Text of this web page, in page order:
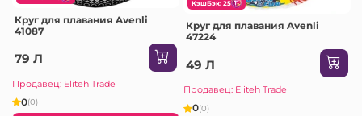
Круг для плавания Avenli
41087
79 Л
Продавец: Eliteh Trade
0(0)
КэшБэк: 25
Круг для плавания Avenli
47224
49 Л
Продавец: Eliteh Trade
0(0)